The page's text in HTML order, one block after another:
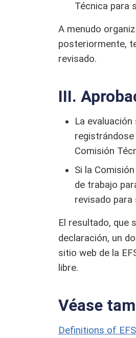
Técnica para
A menudo
posteriormente,
revisado.
III.
La
registrándose
Comisión
Si la
de trabajo
revisado para
El resultado, que
declaración, un
sitio web de la
libre.
Véase
Definitions of